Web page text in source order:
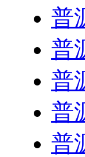
普
普
普
普
普